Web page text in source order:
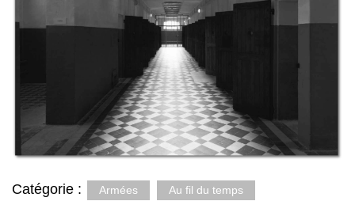
Catégorie : Armées Au fil du temps